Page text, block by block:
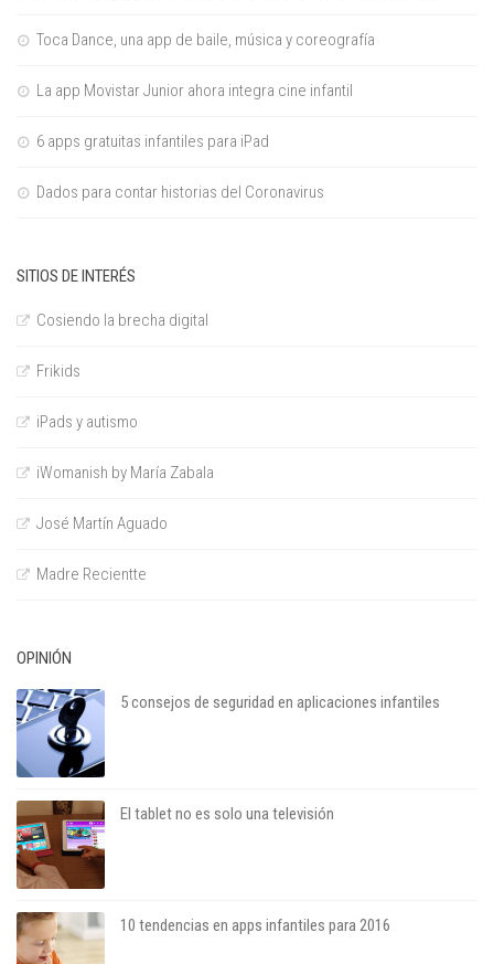
Toca Dance, una app de baile, música y coreografía
La app Movistar Junior ahora integra cine infantil
6 apps gratuitas infantiles para iPad
Dados para contar historias del Coronavirus
SITIOS DE INTERÉS
Cosiendo la brecha digital
Frikids
iPads y autismo
iWomanish by María Zabala
José Martín Aguado
Madre Recientte
OPINIÓN
5 consejos de seguridad en aplicaciones infantiles
El tablet no es solo una televisión
10 tendencias en apps infantiles para 2016